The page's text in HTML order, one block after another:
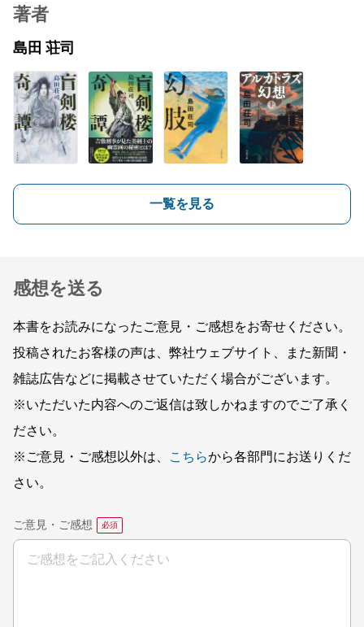
著者
島田 荘司
一覧を見る
感想を送る
本書をお読みになったご意見・ご感想をお寄せください。
投稿されたお客様の声は、弊社ウェブサイト、また新聞・
雑誌広告などに掲載させていただく場合がございます。
※いただいた内容へのご返信は致しかねますのでご了承く
ださい。
※ご意見・ご感想以外は、
こちらから各部門にお送りくだ
さい。
ご意見・ご感想